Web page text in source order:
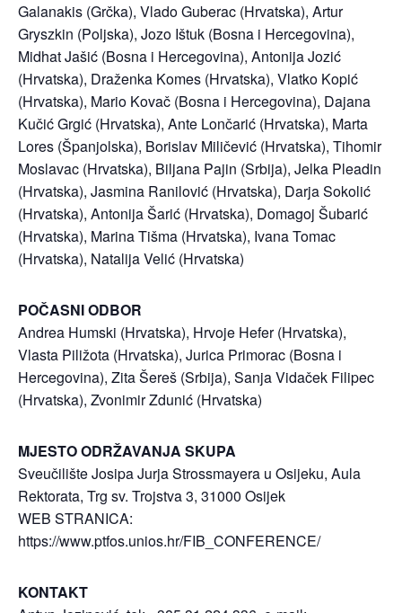
Galanakis (Grčka), Vlado Guberac (Hrvatska), Artur
Gryszkin (Poljska), Jozo Ištuk (Bosna i Hercegovina),
Midhat Jašić (Bosna i Hercegovina), Antonija Jozić
(Hrvatska), Draženka Komes (Hrvatska), Vlatko Kopić
(Hrvatska), Mario Kovač (Bosna i Hercegovina), Dajana
Kučić Grgić (Hrvatska), Ante Lončarić (Hrvatska), Marta
Lores (Španjolska), Borislav Miličević (Hrvatska), Tihomir
Moslavac (Hrvatska), Biljana Pajin (Srbija), Jelka Pleadin
(Hrvatska), Jasmina Ranilović (Hrvatska), Darja Sokolić
(Hrvatska), Antonija Šarić (Hrvatska), Domagoj Šubarić
(Hrvatska), Marina Tišma (Hrvatska), Ivana Tomac
(Hrvatska), Natalija Velić (Hrvatska)
POČASNI ODBOR
Andrea Humski (Hrvatska), Hrvoje Hefer (Hrvatska),
Vlasta Piližota (Hrvatska), Jurica Primorac (Bosna i
Hercegovina), Zita Šereš (Srbija), Sanja Vidaček Filipec
(Hrvatska), Zvonimir Zdunić (Hrvatska)
MJESTO ODRŽAVANJA SKUPA
Sveučilište Josipa Jurja Strossmayera u Osijeku, Aula
Rektorata, Trg sv. Trojstva 3, 31000 Osijek
WEB STRANICA:
https://www.ptfos.unios.hr/FIB_CONFERENCE/
KONTAKT